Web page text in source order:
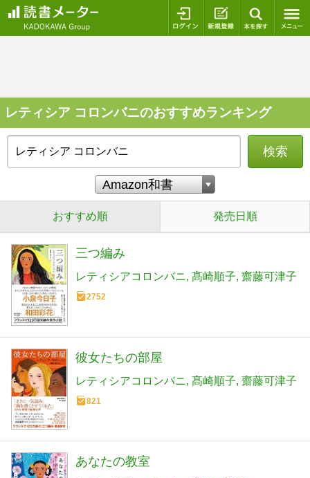
ログイン 新規登録
レティシア コロンバニのおすすめランキング
検索
おすすめ順 発売日順
三つ編み
レティシアコロンバニ 髙崎順子 齋藤可津子
2752
彼女たちの部屋
レティシアコロンバニ 髙崎順子 齋藤可津子
821
あなたの教室